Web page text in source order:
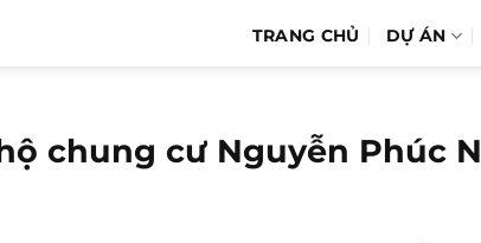
TRANG CHỦ DỰ ÁN
chung cư Nguyễn Phúc